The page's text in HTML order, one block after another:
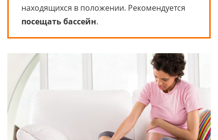
находящихся в положении. Рекомендуется
посещать бассейн.